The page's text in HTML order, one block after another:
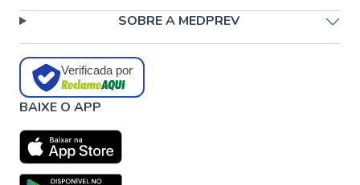
SOBRE A MEDPREV
Verificada por
BAIXE O APP